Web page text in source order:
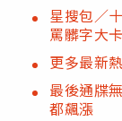
星搜包／
罵髒字大
更多最新
最後通牒
都飆漲